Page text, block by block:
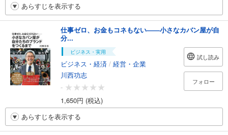
あらすじを表示する
仕事ゼロ、お金もコネもない――小さなカバン屋が自
分...
ビジネス・実用
ビジネス・経済 / 経営・企業
川西功志
-
1,650円 (税込)
試し読み
フォロー
あらすじを表示する